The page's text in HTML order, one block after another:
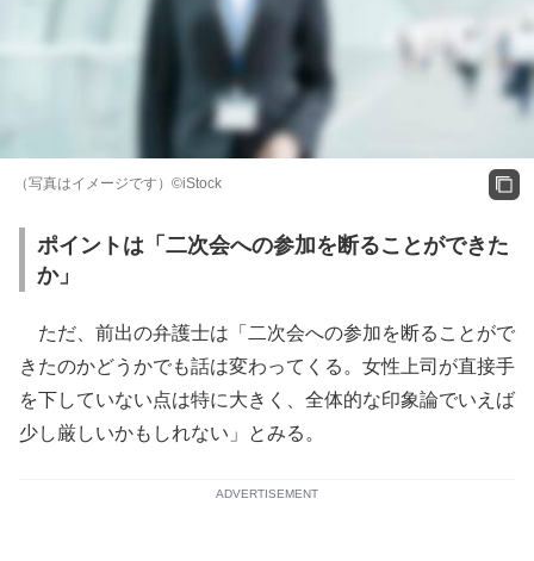
（写真はイメージです）©iStock
ポイントは「二次会への参加を断ることができた
か」
ただ、前出の弁護士は「二次会への参加を断ることがで
きたのかどうかでも話は変わってくる。女性上司が直接手
を下していない点は特に大きく、全体的な印象論でいえば
少し厳しいかもしれない」とみる。
ADVERTISEMENT